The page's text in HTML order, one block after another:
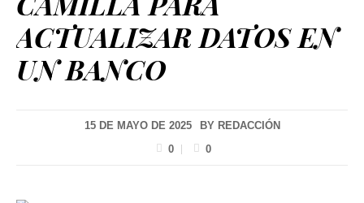
ACTUALIZAR DATOS EN
UN BANCO
15 DE MAYO DE 2025 BY REDACCIÓN
0
0